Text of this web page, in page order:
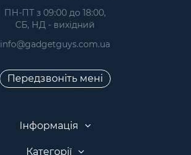
ПН-ПТ з 09:00 до 18:00,
СБ, НД - вихідний
info@gadgetguys.com.ua
Передзвоніть мені
Інформація
Категорії